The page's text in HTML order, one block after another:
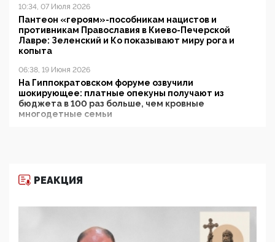
10:34, 07 Июля 2026
Пантеон «героям»-пособникам нацистов и
противникам Православия в Киево-Печерской
Лавре: Зеленский и Ко показывают миру рога и
копыта
06:38, 19 Июня 2026
На Гиппократовском форуме озвучили
шокирующее: платные опекуны получают из
бюджета в 100 раз больше, чем кровные
многодетные семьи
11:53, 09 Июня 2026
деятельность ИИТО ЮНЕСКО в России, но
цифроглобалисты продолжают определять
повестку в образовании
РЕАКЦИЯ